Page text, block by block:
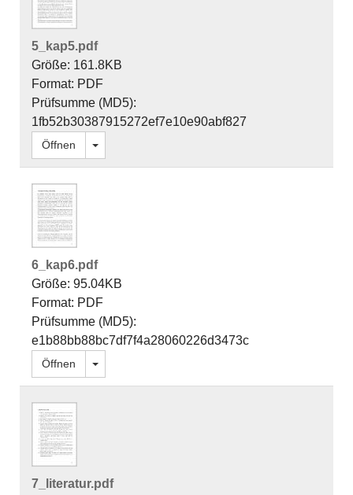
5_kap5.pdf
Größe: 161.8KB
Format: PDF
Prüfsumme (MD5):
1fb52b30387915272ef7e10e90abf827
Öffnen Dropdown öffnen
6_kap6.pdf
Größe: 95.04KB
Format: PDF
Prüfsumme (MD5):
e1b88bb88bc7df7f4a28060226d3473c
Öffnen Dropdown öffnen
7_literatur.pdf